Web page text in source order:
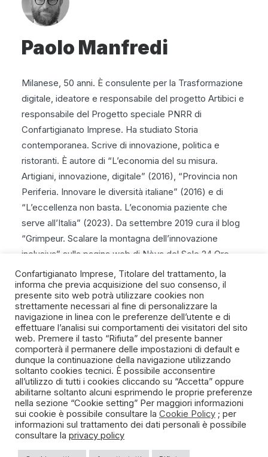
Paolo Manfredi
Milanese, 50 anni. È consulente per la Trasformazione
digitale, ideatore e responsabile del progetto Artibici e
responsabile del Progetto speciale PNRR di
Confartigianato Imprese. Ha studiato Storia
contemporanea. Scrive di innovazione, politica e
ristoranti. È autore di “L’economia del su misura.
Artigiani, innovazione, digitale” (2016), “Provincia non
Periferia. Innovare le diversità italiane” (2016) e di
“L’eccellenza non basta. L’economia paziente che
serve all’Italia” (2023). Da settembre 2019 cura il blog
“Grimpeur. Scalare la montagna dell’innovazione
inclusiva” sulla pagina web di Nòva del Sole 24 Ore.
SPIRITO ARTIGIANO
Un progetto della Fondazione Manlio e Maria Letizia
Germozzi onlus
Confartigianato Imprese, Titolare del trattamento, la
informa che previa acquisizione del suo consenso, il
presente sito web potrà utilizzare cookies non
strettamente necessari al fine di personalizzare la
navigazione in linea con le preferenze dell’utente e di
effettuare l’analisi sui comportamenti dei visitatori del sito
web. Premere il tasto “Rifiuta” del presente banner
comporterà il permanere delle impostazioni di default e
dunque la continuazione della navigazione utilizzando
soltanto cookies tecnici. È possibile acconsentire
all’utilizzo di tutti i cookies cliccando su “Accetta” oppure
abilitarne soltanto alcuni esprimendo le proprie preferenze
nella sezione “Cookie setting” Per maggiori informazioni
sui cookie è possibile consultare la Cookie Policy ; per
informazioni sul trattamento dei dati personali è possibile
consultare la privacy policy